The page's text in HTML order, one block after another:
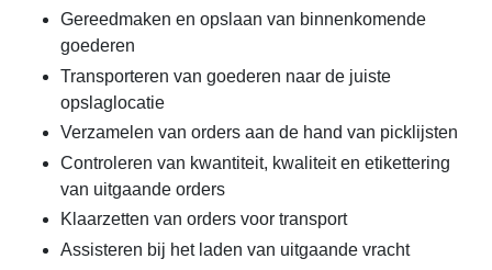
Gereedmaken en opslaan van binnenkomende
goederen
Transporteren van goederen naar de juiste
opslaglocatie
Verzamelen van orders aan de hand van picklijsten
Controleren van kwantiteit, kwaliteit en etikettering
van uitgaande orders
Klaarzetten van orders voor transport
Assisteren bij het laden van uitgaande vracht